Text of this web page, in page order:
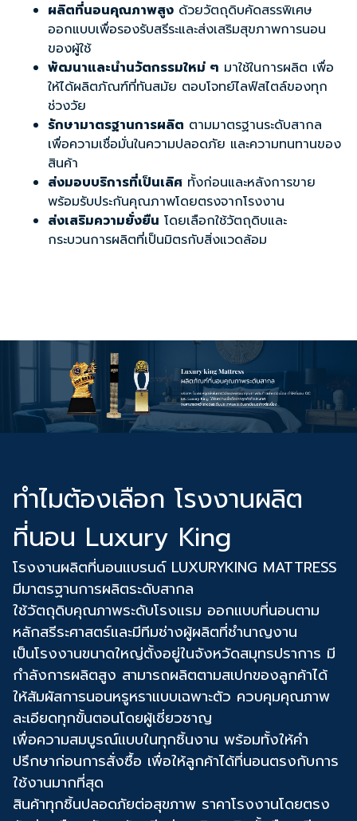
ผลิตที่นอนคุณภาพสูง ด้วยวัตถุดิบคัดสรรพิเศษ
ออกแบบเพื่อรองรับสรีระและส่งเสริมสุขภาพการนอน
ของผู้ใช้
พัฒนาและนำนวัตกรรมใหม่ ๆ มาใช้ในการผลิต เพื่อ
ให้ได้ผลิตภัณฑ์ที่ทันสมัย ตอบโจทย์ไลฟ์สไตล์ของทุก
ช่วงวัย
รักษามาตรฐานการผลิต ตามมาตรฐานระดับสากล
เพื่อความเชื่อมั่นในความปลอดภัย และความทนทานของ
สินค้า
ส่งมอบบริการที่เป็นเลิศ ทั้งก่อนและหลังการขาย
พร้อมรับประกันคุณภาพโดยตรงจากโรงงาน
ส่งเสริมความยั่งยืน โดยเลือกใช้วัตถุดิบและ
กระบวนการผลิตที่เป็นมิตรกับสิ่งแวดล้อม
ทําไมต้องเลือก โรงงานผลิต
ที่นอน Luxury King
โรงงานผลิตที่นอนแบรนด์ LUXURYKING MATTRESS
มีมาตรฐานการผลิตระดับสากล
ใช้วัตถุดิบคุณภาพระดับโรงแรม ออกแบบที่นอนตาม
หลักสรีระศาสตร์และมีทีมช่างผู้ผลิตที่ชำนาญงาน
เป็นโรงงานขนาดใหญ่ตั้งอยู่ในจังหวัดสมุทรปราการ มี
กำลังการผลิตสูง สามารถผลิตตามสเปกของลูกค้าได้
ให้สัมผัสการนอนหรูหราแบบเฉพาะตัว ควบคุมคุณภาพ
ละเอียดทุกขั้นตอนโดยผู้เชี่ยวชาญ
เพื่อความสมบูรณ์แบบในทุกชิ้นงาน พร้อมทั้งให้คำ
ปรึกษาก่อนการสั่งซื้อ เพื่อให้ลูกค้าได้ที่นอนตรงกับการ
ใช้งานมากที่สุด
สินค้าทุกชิ้นปลอดภัยต่อสุขภาพ ราคาโรงงานโดยตรง